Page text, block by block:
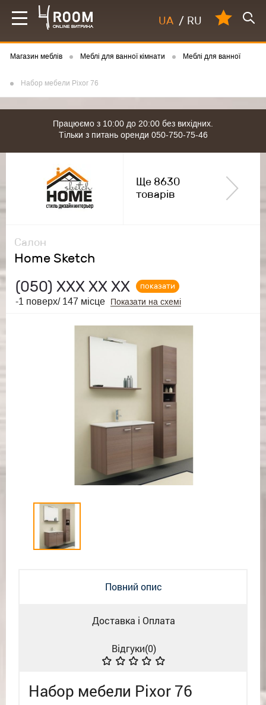
UA / RU
Магазин меблів Меблі для ванної кімнати Меблі для ванної
Набор мебели Pixor 76
Працюємо з 10:00 до 20:00 без вихідних.
Тільки з питань оренди 050-750-75-46
Салон
Home Sketch
(050) ХХХ ХХ ХХ
показати
-1 поверх/ 147 місце
Показати на схемі
Ще 8630
товарів
Повний опис
Доставка і Оплата
Відгуки(0)
Набор мебели Pixor 76